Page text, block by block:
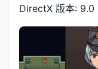
DirectX 版本: 9.0